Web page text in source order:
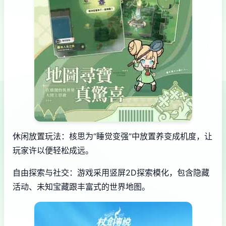
休闲放置玩法：核思为“睡觉变强”中放置养变成机度，让
玩家许以便轻松成远。
自由探索与社交：游戏采用竖屏2D探索模化，包含隐藏
活动、未知宝藏跟丰富式的世界地图。